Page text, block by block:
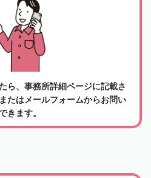
ら、事務所詳細ページに記載さ
たはメールフォームからお問い
きます。